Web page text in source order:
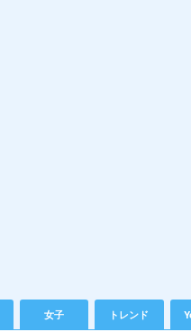
女子 トレンド